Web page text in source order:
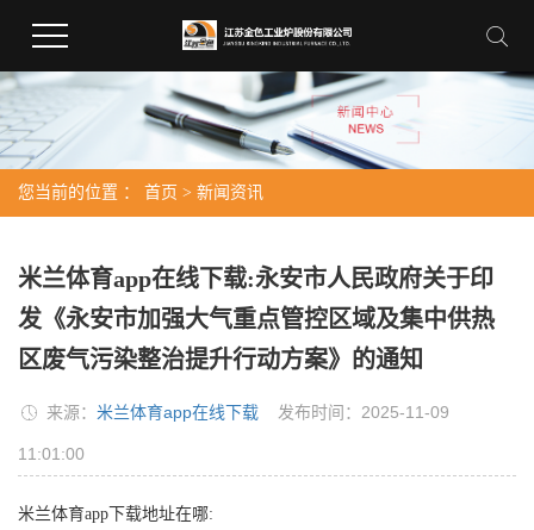
您当前的位置 ： 首页 > 新闻资讯
米兰体育app在线下载:永安市人民政府关于印
发《永安市加强大气重点管控区域及集中供热
区废气污染整治提升行动方案》的通知
来源： 米兰体育app在线下载 发布时间：2025-11-09
11:01:00
米兰体育app下载地址在哪: